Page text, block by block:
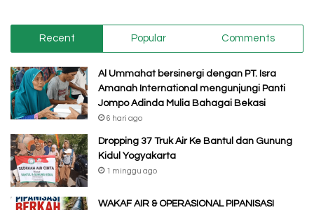
Recent Popular Comments
Al Ummahat bersinergi dengan PT. Isra
Amanah International mengunjungi Panti
Jompo Adinda Mulia Bahagai Bekasi
6 hari ago
Dropping 37 Truk Air Ke Bantul dan Gunung
Kidul Yogyakarta
1 minggu ago
WAKAF AIR & OPERASIONAL PIPANISASI